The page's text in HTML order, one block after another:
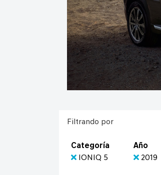
Filtrando por
Categoría
IONIQ 5
Año
2019